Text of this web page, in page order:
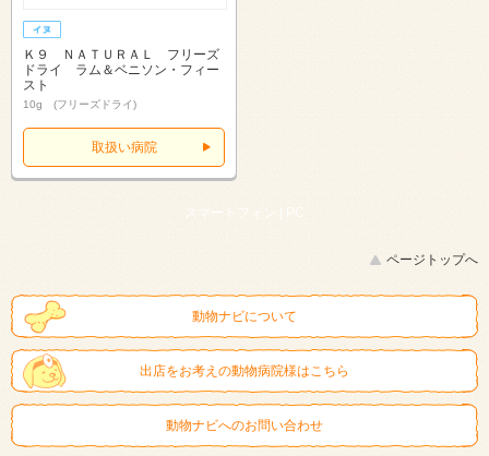
Ｋ９ ＮＡＴＵＲＡＬ フリーズ
ドライ ラム＆ベニソン・フィー
スト
10g (フリーズドライ)
取扱い病院
スマートフォン | PC
ページトップへ
動物ナビについて
出店をお考えの動物病院様はこちら
動物ナビへのお問い合わせ